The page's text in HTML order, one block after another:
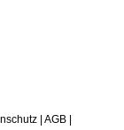
| AGB|